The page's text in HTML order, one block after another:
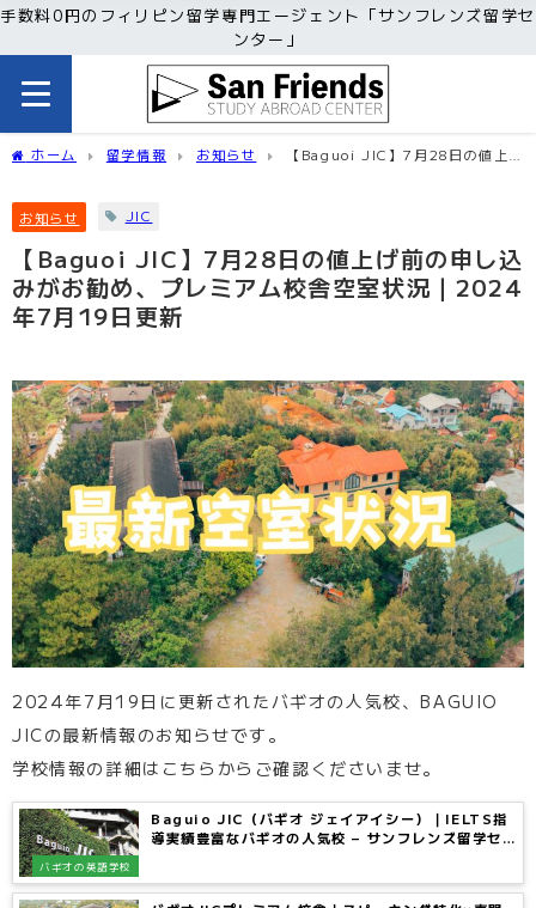
手数料0円のフィリピン留学専門エージェント「サンフレンズ留学セ
ンター」
ホーム 留学情報 お知らせ
【Baguoi JIC】7月28日の値上げ
お知らせ JIC
【Baguoi JIC】7月28日の値上げ前の申し込
みがお勧め、プレミアム校舎空室状況｜2024
年7月19日更新
2024年7月19日に更新されたバギオの人気校、BAGUIO
JICの最新情報のお知らせです。
学校情報の詳細はこちらからご確認くださいませ。
バギオの英語学校
Baguio JIC（バギオ ジェイアイシー）｜IELTS指
導実績豊富なバギオの人気校 – サンフレンズ留学セ